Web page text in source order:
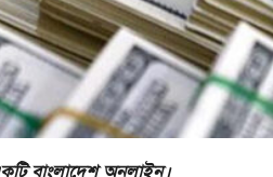
বাংলাদেশ অনলাইন।